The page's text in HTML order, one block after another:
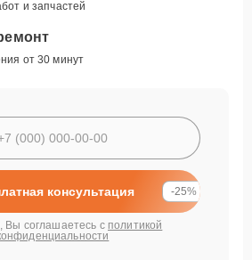
и запчастей
от 30 минут
консультация -25%
Вы соглашаетесь с политикой